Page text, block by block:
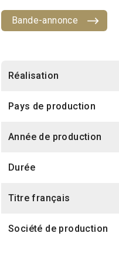
Bande-annonce
Réalisation
Pays de production
Année de production
Durée
Titre français
Société de production